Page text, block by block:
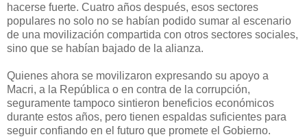
hacerse fuerte. Cuatro años después, esos sectores
populares no solo no se habían podido sumar al escenario
de una movilización compartida con otros sectores sociales,
sino que se habían bajado de la alianza.
Quienes ahora se movilizaron expresando su apoyo a
Macri, a la República o en contra de la corrupción,
seguramente tampoco sintieron beneficios económicos
durante estos años, pero tienen espaldas suficientes para
seguir confiando en el futuro que promete el Gobierno.